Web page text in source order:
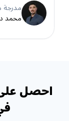
محمد
احصل